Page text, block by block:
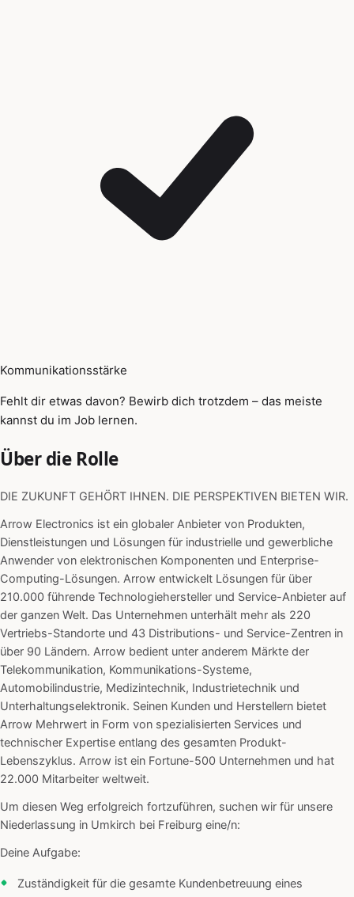
Kommunikationsstärke
Fehlt dir etwas davon? Bewirb dich trotzdem – das meiste
kannst du im Job lernen.
Über die Rolle
DIE ZUKUNFT GEHÖRT IHNEN. DIE PERSPEKTIVEN BIETEN WIR.
Arrow Electronics ist ein globaler Anbieter von Produkten,
Dienstleistungen und Lösungen für industrielle und gewerbliche
Anwender von elektronischen Komponenten und Enterprise-
Computing-Lösungen. Arrow entwickelt Lösungen für über
210.000 führende Technologiehersteller und Service-Anbieter auf
der ganzen Welt. Das Unternehmen unterhält mehr als 220
Vertriebs-Standorte und 43 Distributions- und Service-Zentren in
über 90 Ländern. Arrow bedient unter anderem Märkte der
Telekommunikation, Kommunikations-Systeme,
Automobilindustrie, Medizintechnik, Industrietechnik und
Unterhaltungselektronik. Seinen Kunden und Herstellern bietet
Arrow Mehrwert in Form von spezialisierten Services und
technischer Expertise entlang des gesamten Produkt-
Lebenszyklus. Arrow ist ein Fortune-500 Unternehmen und hat
22.000 Mitarbeiter weltweit.
Um diesen Weg erfolgreich fortzuführen, suchen wir für unsere
Niederlassung in Umkirch bei Freiburg eine/n:
Deine Aufgabe:
Zuständigkeit für die gesamte Kundenbetreuung eines